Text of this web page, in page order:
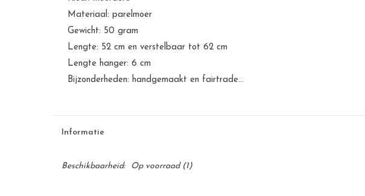
Materiaal: parelmoer
Gewicht: 50 gram
Lengte: 52 cm en verstelbaar tot 62 cm
Lengte hanger: 6 cm
Bijzonderheden: handgemaakt en fairtrade...
Informatie
Beschikbaarheid: Op voorraad(1)